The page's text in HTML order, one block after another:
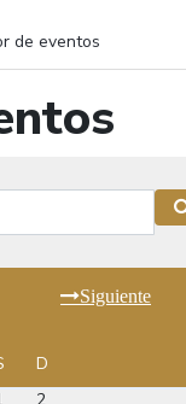
de eventos
Siguiente
D